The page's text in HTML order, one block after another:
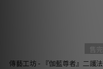
售完
傳藝工坊 - 『伽藍尊者』二護法